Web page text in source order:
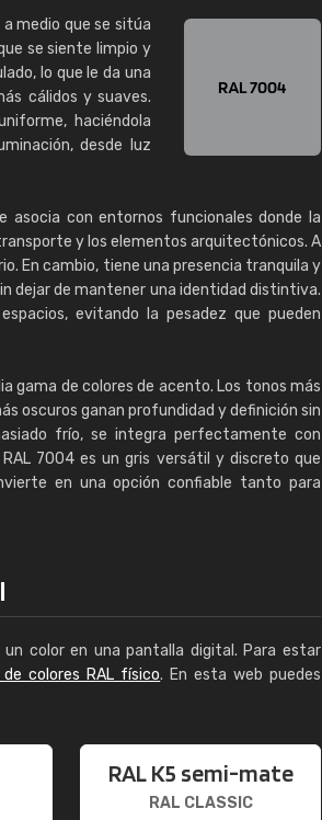
medio que se sitúa
se siente limpio y
lo que le da una
cálidos y suaves.
haciéndola
desde luz
asocia con entornos funcionales donde la
y los elementos arquitectónicos. A
En cambio, tiene una presencia tranquila y
dejar de mantener una identidad distintiva.
evitando la pesadez que pueden
gama de colores de acento. Los tonos más
oscuros ganan profundidad y definición sin
frío, se integra perfectamente con
7004 es un gris versátil y discreto que
en una opción confiable tanto para
color en una pantalla digital. Para estar
colores RAL físico. En esta web puedes
RAL K5 semi-mate
RAL CLASSIC